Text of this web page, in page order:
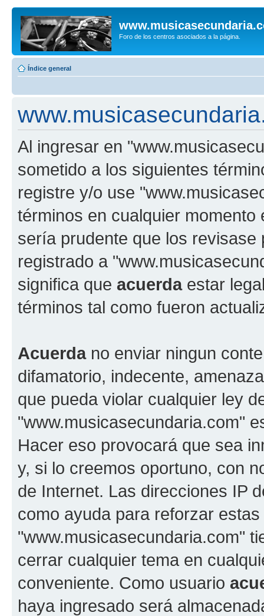
Foro de los centros asociados a la página.
Índice general
Al ingresar en
sometido a los siguientes
registre y/o use
términos en cualquier
sería prudente que los
registrado a
significa que acuerdaestar
términos tal como fueron
Acuerdano enviar ningun
difamatorio, indecente,
que pueda violar cualquier ley
"www.musicasecundaria.com"
Hacer eso provocará que sea
y, si lo creemos oportuno, con
de Internet. Las direcciones IP
como ayuda para reforzar
"www.musicasecundaria.com"
cerrar cualquier tema en
conveniente. Como usuario
haya ingresado será